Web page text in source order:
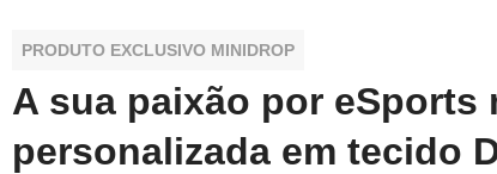
PRODUTO EXCLUSIVO MINIDROP
A sua paixão por eSports
personalizada em tecido